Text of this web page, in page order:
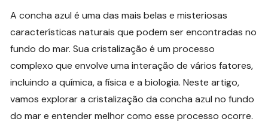
A concha azul é uma das mais belas e misteriosas
características naturais que podem ser encontradas no
fundo do mar. Sua cristalização é um processo
complexo que envolve uma interação de vários fatores,
incluindo a química, a física e a biologia. Neste artigo,
vamos explorar a cristalização da concha azul no fundo
do mar e entender melhor como esse processo ocorre.